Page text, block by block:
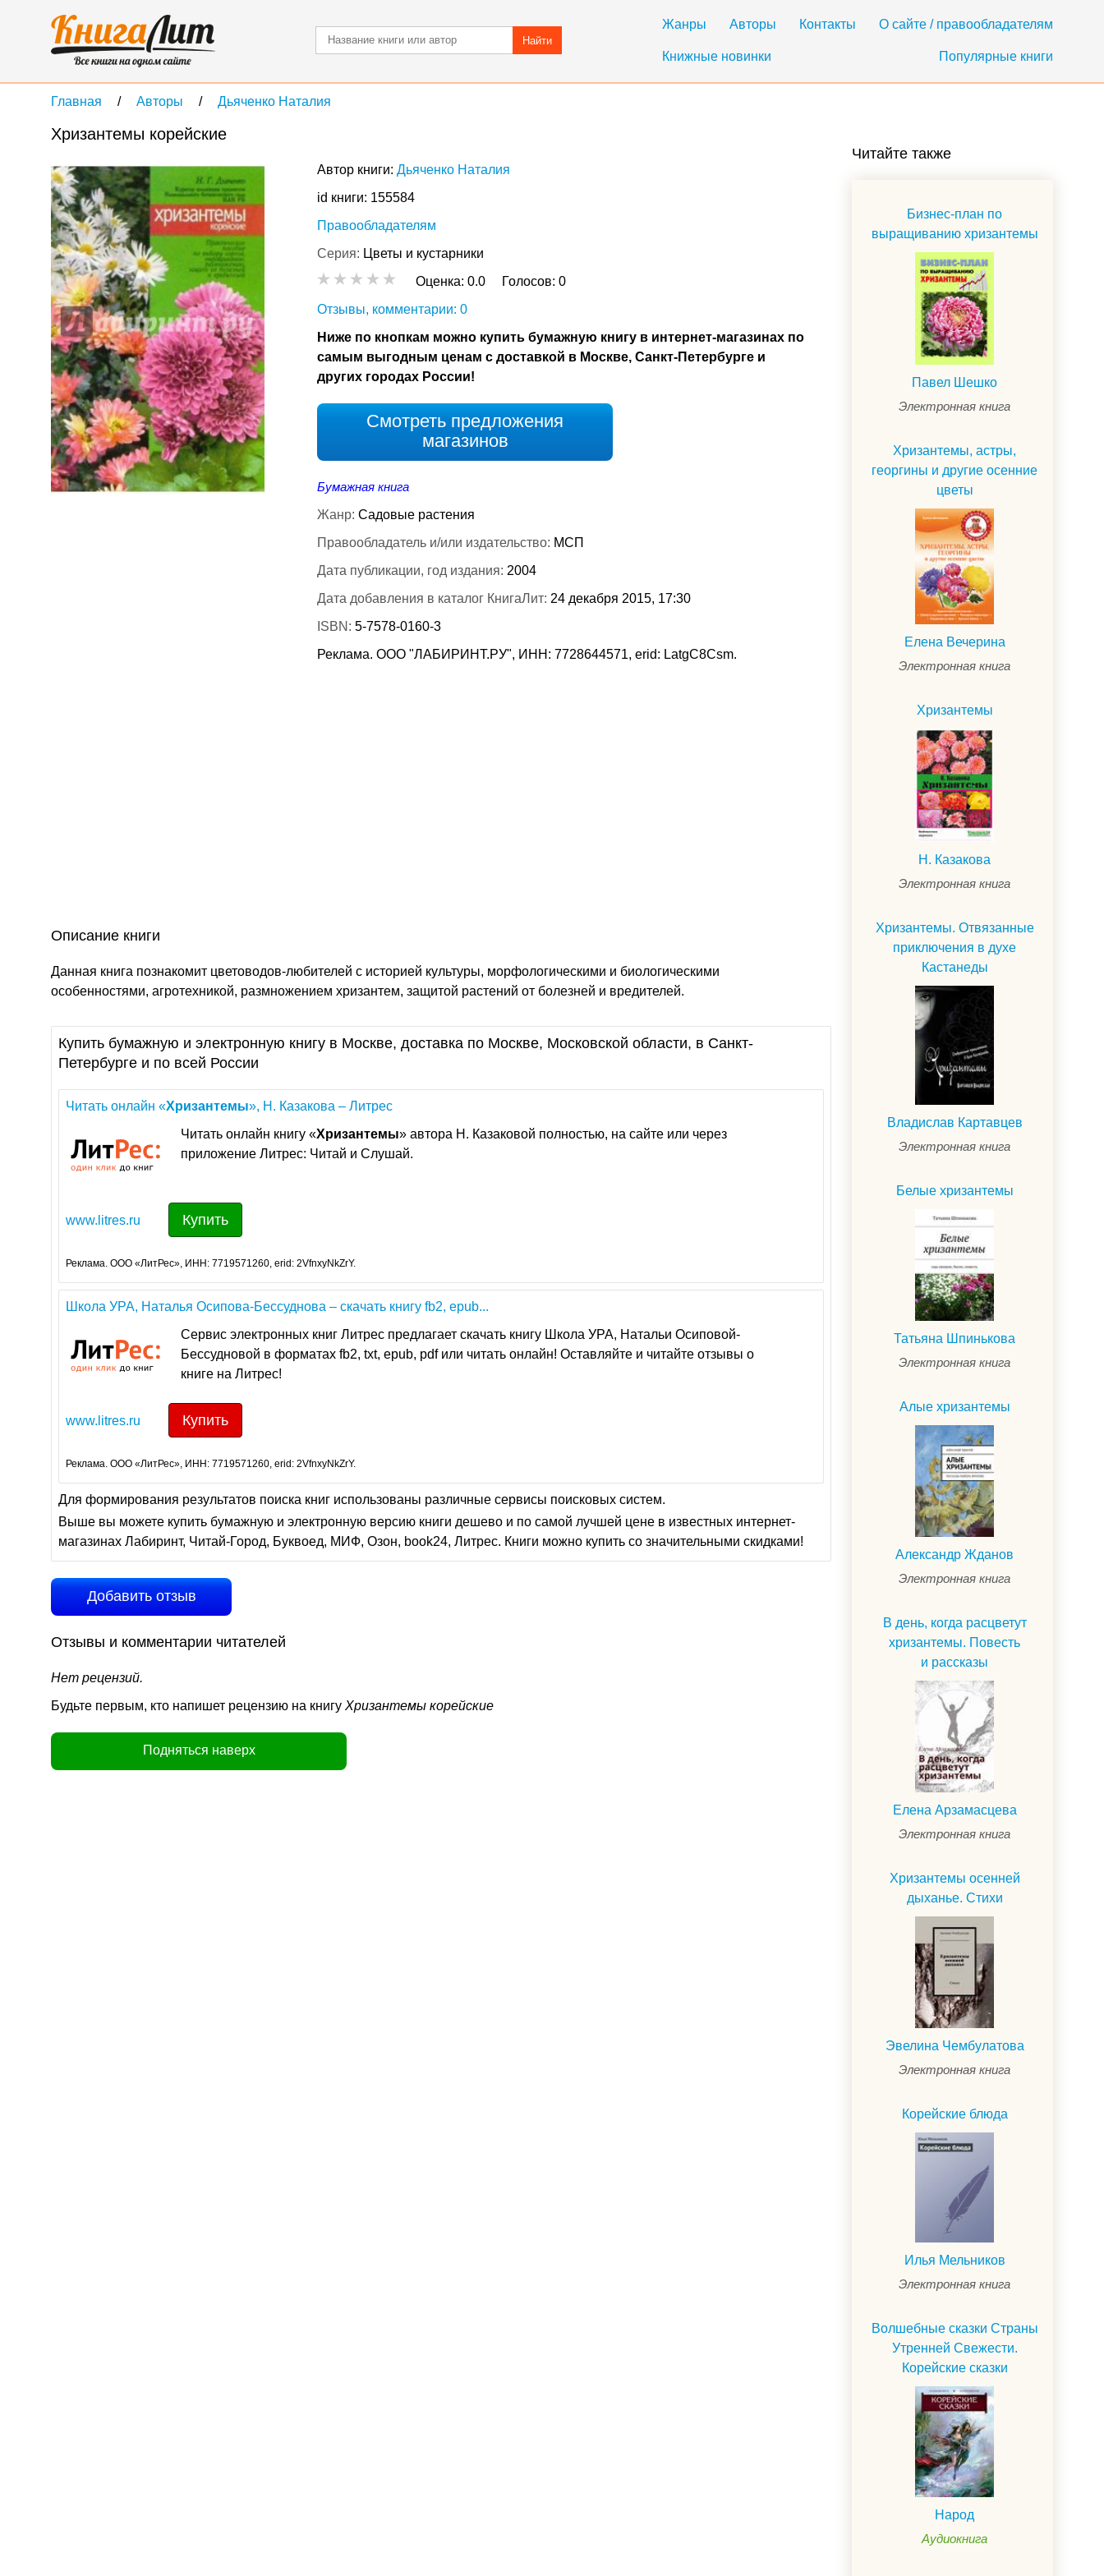
Жанры Авторы Контакты О сайте / правообладателям
Книжные новинки Популярные книги
Найти
Главная Авторы Дьяченко Наталия
Хризантемы корейские
Автор книги: Дьяченко Наталия
id книги: 155584
Правообладателям
Серия: Цветы и кустарники
Оценка: 0.0 Голосов: 0
Отзывы, комментарии: 0
Ниже по кнопкам можно купить бумажную книгу в интернет-магазинах по
самым выгодным ценам с доставкой в Москве, Санкт-Петербурге и
других городах России!
Смотреть предложения
магазинов
Бумажная книга
Жанр: Садовые растения
Правообладатель и/или издательство: МСП
Дата публикации, год издания: 2004
Дата добавления в каталог КнигаЛит: 24 декабря 2015, 17:30
ISBN: 5-7578-0160-3
Реклама. ООО "ЛАБИРИНТ.РУ", ИНН: 7728644571, erid: LatgC8Csm.
Описание книги
Данная книга познакомит цветоводов-любителей с историей культуры, морфологическими и биологическими
особенностями, агротехникой, размножением хризантем, защитой растений от болезней и вредителей.
Купить бумажную и электронную книгу в Москве, доставка по Москве, Московской области, в Санкт-
Петербурге и по всей России
Читать онлайн «Хризантемы», Н. Казакова – Литрес
Читать онлайн книгу «Хризантемы» автора Н. Казаковой полностью, на сайте или через
приложение Литрес: Читай и Слушай.
www.litres.ru Купить
Реклама. ООО «ЛитРес», ИНН: 7719571260, erid: 2VfnxyNkZrY.
Школа УРА, Наталья Осипова-Бессуднова – скачать книгу fb2, epub...
Сервис электронных книг Литрес предлагает скачать книгу Школа УРА, Натальи Осиповой-
Бессудновой в форматах fb2, txt, epub, pdf или читать онлайн! Оставляйте и читайте отзывы о
книге на Литрес!
www.litres.ru Купить
Реклама. ООО «ЛитРес», ИНН: 7719571260, erid: 2VfnxyNkZrY.
Для формирования результатов поиска книг использованы различные сервисы поисковых систем.
Выше вы можете купить бумажную и электронную версию книги дешево и по самой лучшей цене в известных интернет-
магазинах Лабиринт, Читай-Город, Буквоед, МИФ, Озон, book24, Литрес. Книги можно купить со значительными скидками!
Добавить отзыв
Отзывы и комментарии читателей
Нет рецензий.
Будьте первым, кто напишет рецензию на книгу Хризантемы корейские
Подняться наверх
Читайте также
Бизнес-план по
выращиванию хризантемы
Павел Шешко
Электронная книга
Хризантемы, астры,
георгины и другие осенние
цветы
Елена Вечерина
Электронная книга
Хризантемы
Н. Казакова
Электронная книга
Хризантемы. Отвязанные
приключения в духе
Кастанеды
Владислав Картавцев
Электронная книга
Белые хризантемы
Татьяна Шпинькова
Электронная книга
Алые хризантемы
Александр Жданов
Электронная книга
В день, когда расцветут
хризантемы. Повесть
и рассказы
Елена Арзамасцева
Электронная книга
Хризантемы осенней
дыханье. Стихи
Эвелина Чембулатова
Электронная книга
Корейские блюда
Илья Мельников
Электронная книга
Волшебные сказки Страны
Утренней Свежести.
Корейские сказки
Народ
Аудиокнига